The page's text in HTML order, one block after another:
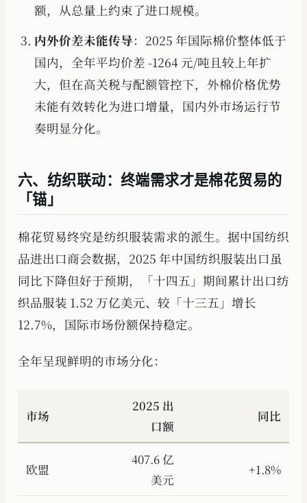
额，从总量上约束了进口规模。
内外价差未能传导：2025 年国际棉价整体低于
国内，全年平均价差 -1264 元/吨且较上年扩
大，但在高关税与配额管控下，外棉价格优势
未能有效转化为进口增量，国内外市场运行节
奏明显分化。
六、纺织联动：终端需求才是棉花贸易的
「锚」
棉花贸易终究是纺织服装需求的派生。据中国纺织
品进出口商会数据，2025 年中国纺织服装出口虽
同比下降但好于预期，「十四五」期间累计出口纺
织品服装 1.52 万亿美元、较「十三五」增长
12.7%，国际市场份额保持稳定。
全年呈现鲜明的市场分化：
市场
2025 出
口额
同比
欧盟
407.6 亿
美元
+1.8%